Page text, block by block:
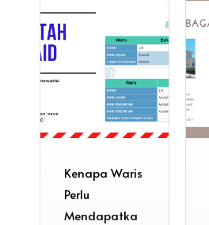
Kenapa Waris
Perlu
Mendapatka